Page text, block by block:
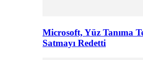
Microsoft, Yüz Tanıma
Satmayı Redetti